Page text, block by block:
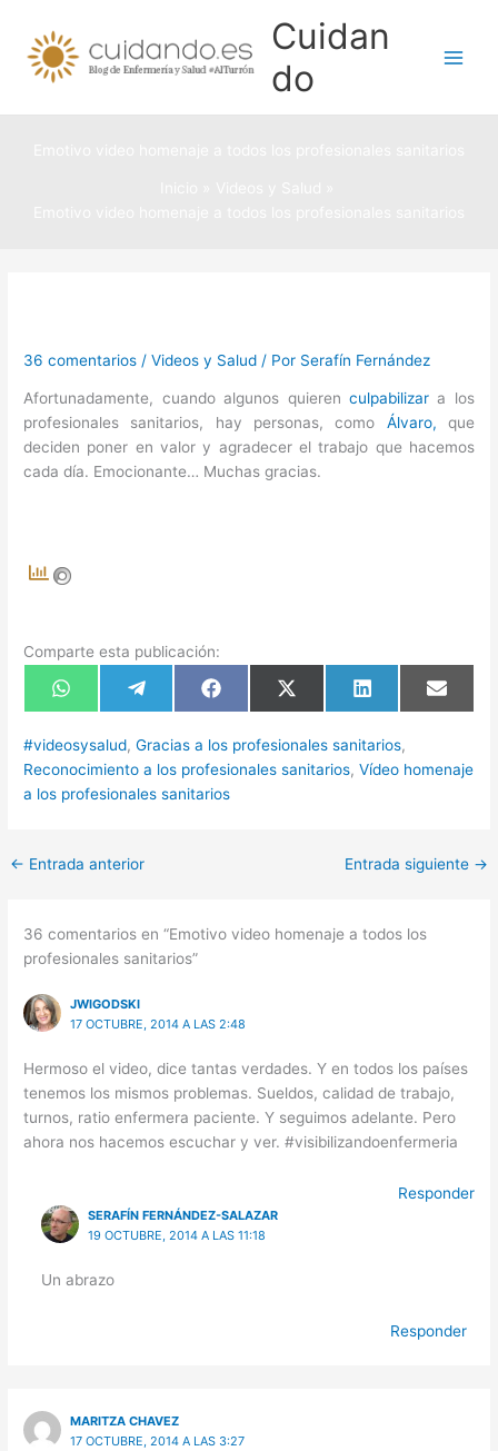
contenido
Cuidan
do
36 comentarios /Videos y Salud / Por Serafín Fernández
Afortunadamente, cuando algunos quieren culpabilizara los
profesionales sanitarios, hay personas, como Álvaro, que
deciden poner en valor y agradecer el trabajo que hacemos
cada día. Emocionante… Muchas gracias.
Comparte esta publicación:
Compartir
en
Compartir
en
Compartir
en
Compartir
en
(Twitter)
Compartir
en
en
#videosysalud,Gracias a los profesionales sanitarios,
Reconocimiento a los profesionales sanitarios,Vídeo homenaje
a los profesionales sanitarios
← Entrada anterior Entrada siguiente →
36 comentarios en “Emotivo video homenaje a todos los
profesionales sanitarios”
JWIGODSKI
17 OCTUBRE, 2014 A LAS 2:48
Hermoso el video, dice tantas verdades. Y en todos los países
tenemos los mismos problemas. Sueldos, calidad de trabajo,
turnos, ratio enfermera paciente. Y seguimos adelante. Pero
ahora nos hacemos escuchar y ver. #visibilizandoenfermeria
Responder
SERAFÍN FERNÁNDEZ-SALAZAR
19 OCTUBRE, 2014 A LAS 11:18
Un abrazo
Responder
MARITZA CHAVEZ
17 OCTUBRE, 2014 A LAS 3:27